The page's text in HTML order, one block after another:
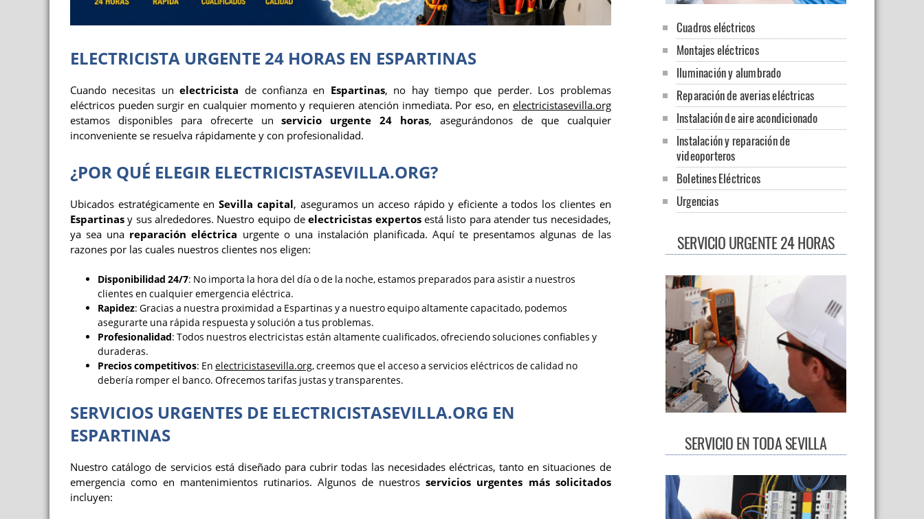
ELECTRICISTA URGENTE 24 HORAS EN ESPARTINAS
Cuando necesitas unelectricista de confianza en Espartinas, no hay tiempo que perder. Los problemas
eléctricos pueden surgir en cualquier momento y requieren atención inmediata. Por eso, en electricistasevilla.org
estamos disponibles para ofrecerte unservicio urgente 24 horas, asegurándonos de que cualquier
inconveniente se resuelva rápidamente y con profesionalidad.
¿POR QUÉ ELEGIR ELECTRICISTASEVILLA.ORG?
Ubicados estratégicamente enSevilla capital, aseguramos un acceso rápido y eficiente a todos los clientes en
Espartinas y sus alrededores. Nuestro equipo deelectricistas expertosestá listo para atender tus necesidades,
ya sea una reparación eléctrica urgente o una instalación planificada. Aquí te presentamos algunas de las
razones por las cuales nuestros clientes nos eligen:
Disponibilidad 24/7: No importa la hora del día o de la noche, estamos preparados para asistir a nuestros
clientes en cualquier emergencia eléctrica.
Rapidez: Gracias a nuestra proximidad a Espartinas y a nuestro equipo altamente capacitado, podemos
asegurarte una rápida respuesta y solución a tus problemas.
Profesionalidad: Todos nuestros electricistas están altamente cualificados, ofreciendo soluciones confiables y
duraderas.
Precios competitivos: En electricistasevilla.org, creemos que el acceso a servicios eléctricos de calidad no
debería romper el banco. Ofrecemos tarifas justas y transparentes.
SERVICIOS URGENTES DE ELECTRICISTASEVILLA.ORG EN
ESPARTINAS
Nuestro catálogo de servicios está diseñado para cubrir todas las necesidades eléctricas, tanto en situaciones de
emergencia como en mantenimientos rutinarios. Algunos de nuestrosservicios urgentes más solicitados
incluyen:
Cuadros eléctricos
Montajes eléctricos
Iluminación y alumbrado
Reparación de averias eléctricas
Instalación de aire acondicionado
Instalación y reparación de
videoporteros
Boletines Eléctricos
Urgencias
SERVICIO URGENTE 24 HORAS
SERVICIO EN TODA SEVILLA